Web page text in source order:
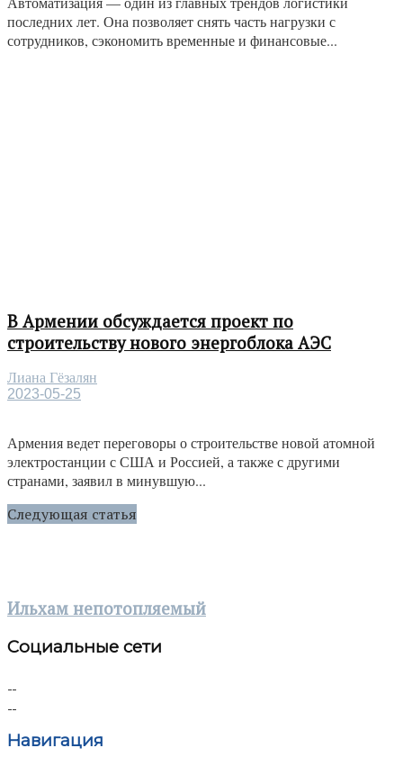
последних лет. Она позволяет снять часть нагрузки с
сотрудников, сэкономить временные и финансовые...
В Армении обсуждается проект по
строительству нового энергоблока АЭС
Лиана Гёзалян
2023-05-25
Армения ведет переговоры о строительстве новой атомной
электростанции с США и Россией, а также с другими
странами, заявил в минувшую...
Следующая статья
Ильхам непотопляемый
Социальные сети
Навигация